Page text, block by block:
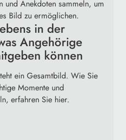
in der
Angehörige
können
ein Gesamtbild. Wie Sie
Momente und
erfahren Sie hier.